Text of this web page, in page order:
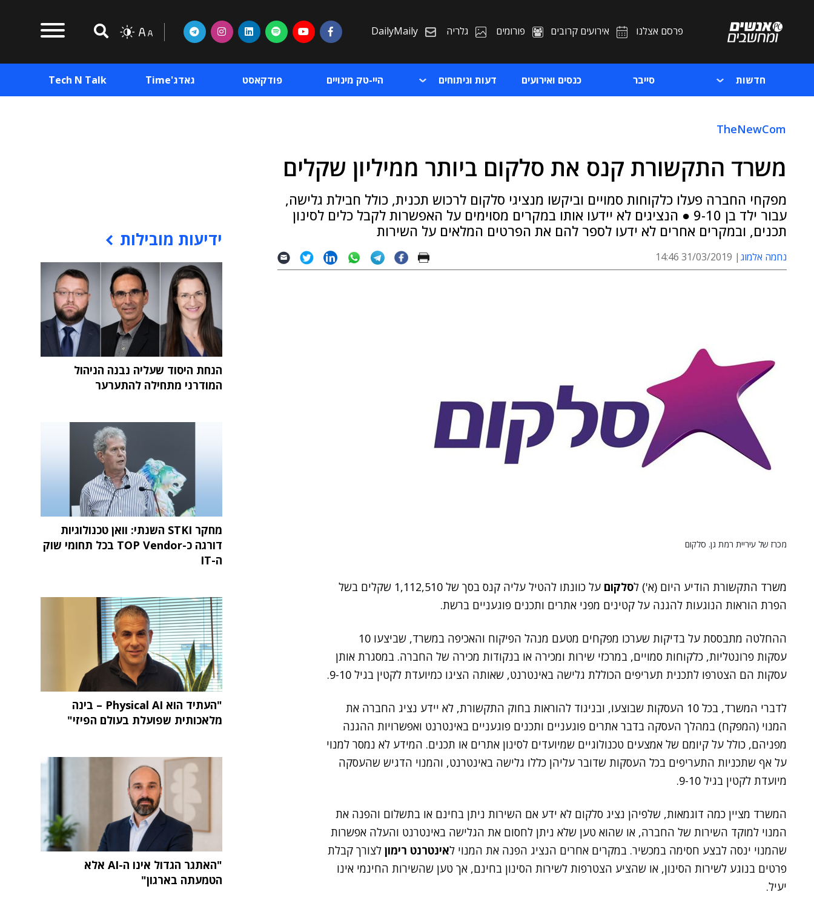
פרסם אצלנו אירועים קרובים פורומים גלריה DailyMaily
חדשות סייבר כנסים ואירועים דעות וניתוחים היי-טק מינויים פודקאסט גאדג'Time Tech N Talk
TheNewCom
משרד התקשורת קנס את סלקום ביותר ממיליון שקלים
מפקחי החברה פעלו כלקוחות סמויים וביקשו מנציגי סלקום לרכוש תכנית, כולל חבילת גלישה,
עבור ילד בן 9-10 ● הנציגים לא יידעו אותו במקרים מסוימים על האפשרות לקבל כלים לסינון
תכנים, ובמקרים אחרים לא ידעו לספר להם את הפרטים המלאים על השירות
נחמה אלמוג 31/03/2019 14:46
מכרז של עיריית רמת גן. סלקום
משרד התקשורת הודיע היום (א') לסלקום
על כוונתו להטיל עליה קנס בסך של 1,112,510 שקלים בשל
הפרת הוראות הנוגעות להגנה על קטינים מפני אתרים ותכנים פוגעניים ברשת.
ההחלטה מתבססת על בדיקות שערכו מפקחים מטעם מנהל הפיקוח והאכיפה במשרד, שביצעו 10
עסקות פרונטליות, כלקוחות סמויים, במרכזי שירות ומכירה או בנקודות מכירה של החברה. במסגרת אותן
עסקות הם הצטרפו לתכנית תעריפים הכוללת גלישה באינטרנט, שאותה הציגו כמיועדת לקטין בגיל 9-10.
לדברי המשרד, בכל 10 העסקות שבוצעו, ובניגוד להוראות בחוק התקשורת, לא יידע נציג החברה את
המנוי (המפקח) במהלך העסקה בדבר אתרים פוגעניים ותכנים פוגעניים באינטרנט ואפשרויות ההגנה
מפניהם, כולל על קיומם של אמצעים טכנולוגיים שמיועדים לסינון אתרים או תכנים. המידע לא נמסר למנוי
על אף שתכניות התעריפים בכל העסקות שדובר עליהן כללו גלישה באינטרנט, והמנוי הדגיש שהעסקה
מיועדת לקטין בגיל 9-10.
המשרד מציין כמה דוגמאות, שלפיהן נציג סלקום לא ידע אם השירות ניתן בחינם או בתשלום והפנה את
המנוי למוקד השירות של החברה, או שהוא טען שלא ניתן לחסום את הגלישה באינטרנט והעלה אפשרות
שהמנוי ינסה לבצע חסימה במכשיר. במקרים אחרים הנציג הפנה את המנוי לאינטרנט רימון לצורך קבלת
פרטים בנוגע לשירות הסינון, או שהציע הצטרפות לשירות הסינון בחינם, אך טען שהשירות החינמי אינו
יעיל.
ידיעות מובילות
הנחת היסוד שעליה נבנה הניהול
המודרני מתחילה להתערער
מחקר STKI השנתי: וואן טכנולוגיות
דורגה כ-TOP Vendor בכל תחומי שוק
ה-IT
"העתיד הוא Physical AI – בינה
מלאכותית שפועלת בעולם הפיזי"
"האתגר הגדול אינו ה-AI אלא
הטמעתה בארגון"